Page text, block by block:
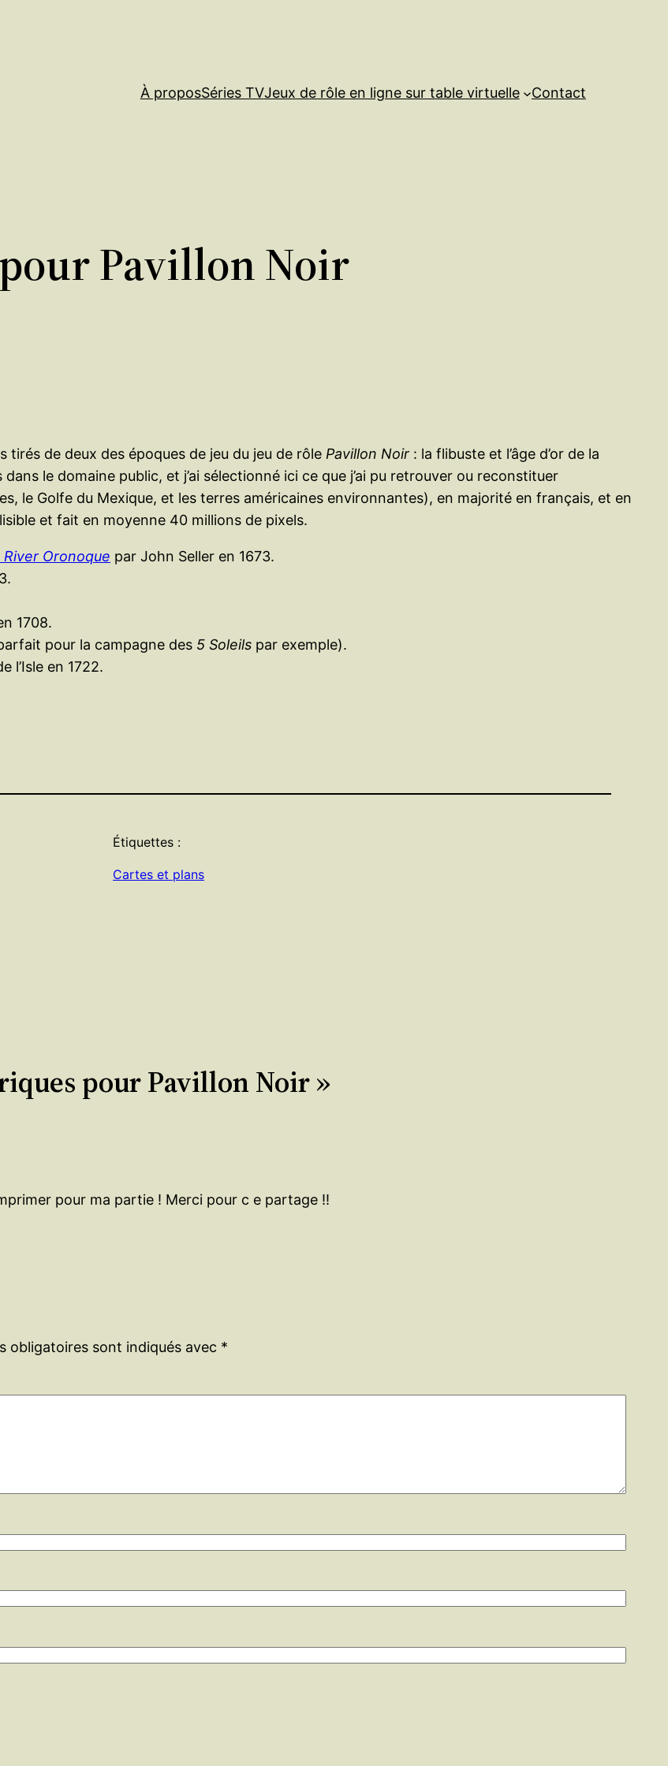
À proposSéries TVJeux de rôle en ligne sur table virtuelle Contact
Pavillon Noir
de deux des époques de jeu du jeu de rôle Pavillon Noir : la flibuste et l’âge d’or de la
le domaine public, et j’ai sélectionné ici ce que j’ai pu retrouver ou reconstituer
le Golfe du Mexique, et les terres américaines environnantes), en majorité en français, et en
et fait en moyenne 40 millions de pixels.
Oronoque par John Seller en 1673.
1708.
pour la campagne des 5 Soleils par exemple).
l’Isle en 1722.
Étiquettes :
Cartes et plans
pour Pavillon Noir »
pour ma partie ! Merci pour c e partage !!
obligatoires sont indiqués avec *